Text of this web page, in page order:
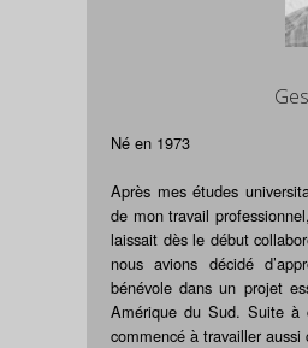
Né en 1973
Après mes études
de mon travail
laissait dès le début
nous avions décidé
bénévole dans un projet
Amérique du Sud. Suite à
commencé à travailler aussi